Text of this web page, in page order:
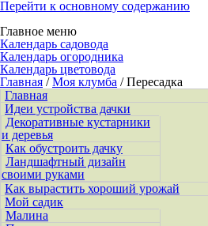
Перейти к основному содержанию
Главное меню
Календарь садовода
Календарь огородника
Календарь цветовода
Главная /Моя клумба / Пересадка
Главная
Идеи устройства дачки
Декоративные кустарники
и деревья
Как обустроить дачку
Ландшафтный дизайн
своими руками
Как вырастить хороший урожай
Мой садик
Малина